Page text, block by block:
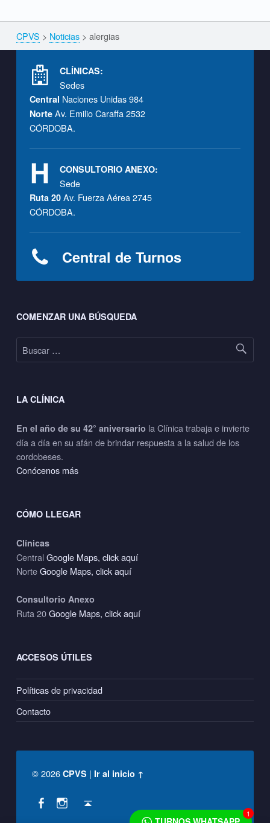
Breadcrumbs navigation
CPVS > Noticias> alergias
CLÍNICAS:
Sedes
Central Naciones Unidas 984
Norte Av. Emilio Caraffa 2532
CÓRDOBA.
CONSULTORIO ANEXO:
Sede
Ruta 20Av. Fuerza Aérea 2745
CÓRDOBA.
Central de Turnos
COMENZAR UNA BÚSQUEDA
Buscar:
LA CLÍNICA
En el año de su 42° aniversario la Clínica trabaja e invierte
día a día en su afán de brindar respuesta a la salud de los
cordobeses.
Conócenos más
CÓMO LLEGAR
Clínicas
CentralGoogle Maps, click aquí
NorteGoogle Maps, click aquí
Consultorio Anexo
Ruta 20Google Maps, click aquí
ACCESOS ÚTILES
Políticas de privacidad
Contacto
© 2026 CPVS| Ir al inicio ↑
Social Menu
1